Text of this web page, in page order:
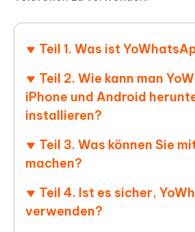
Teil 1. Was ist
Teil 2. Wie kann man
iPhone und Android
installieren?
Teil 3. Was können Sie
machen?
Teil 4. Ist es sicher,
verwenden?